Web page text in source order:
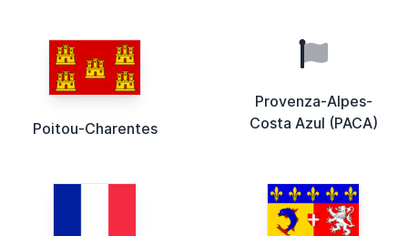
Poitou-Charentes
Provenza-Alpes-
Costa Azul (PACA)